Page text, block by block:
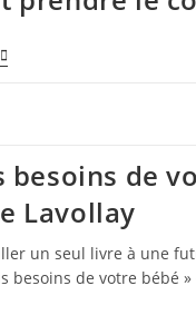
besoins de
Lavollay
un seul livre à une
besoins de votre bébé